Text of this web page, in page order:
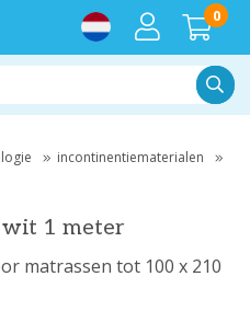
0
incontinentiematerialen
wit 1 meter
matrassen tot 100 x 210